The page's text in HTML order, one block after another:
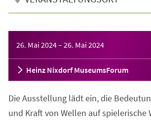
26. Mai 2024– 26. Mai 2024
Heinz Nixdorf MuseumsForum
Die Ausstellung lädt ein, die
und Kraft von Wellen auf spielerische